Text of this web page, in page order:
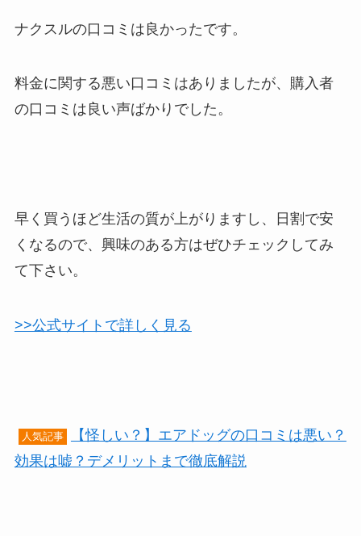
ナクスルの口コミは良かったです。
料金に関する悪い口コミはありましたが、購入者
の口コミは良い声ばかりでした。
早く買うほど生活の質が上がりますし、日割で安
くなるので、興味のある方はぜひチェックしてみ
て下さい。
>>公式サイトで詳しく見る
人気記事
【怪しい？】エアドッグの口コミは悪い？
効果は嘘？デメリットまで徹底解説